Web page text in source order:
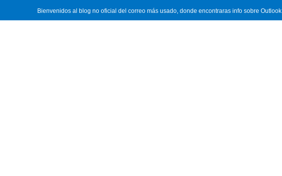
Bienvenidos al blog no oficial del correo más usado, donde encontraras info sobre Outlook